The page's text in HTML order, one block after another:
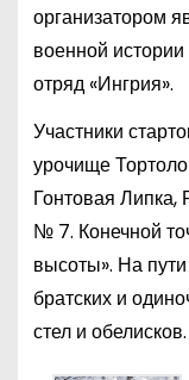
организатором
военной
отряд «Ингрия».
Участники
урочище
Гонтовая Липка,
№ 7. Конечной
высоты». На
братских и
стел и обелисков.